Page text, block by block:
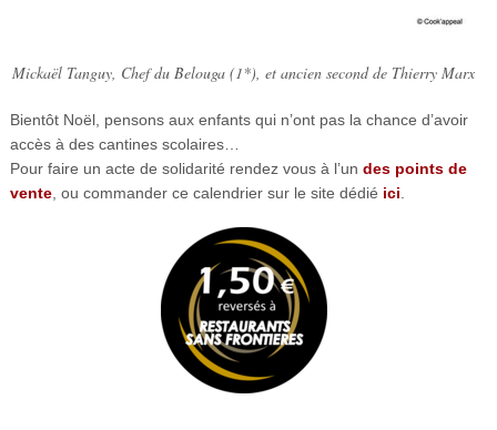
Mickaël Tanguy, Chef du Belouga (1*), et ancien second de Thierry Marx
Bientôt Noël, pensons aux enfants qui n’ont pas la chance d’avoir
accès à des cantines scolaires…
Pour faire un acte de solidarité rendez vous à l’un des points de
vente, ou commander ce calendrier sur le site dédié ici